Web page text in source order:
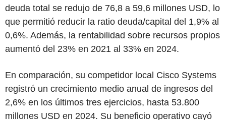
deuda total se redujo de 76,8 a 59,6 millones USD, lo
que permitió reducir la ratio deuda/capital del 1,9% al
0,6%. Además, la rentabilidad sobre recursos propios
aumentó del 23% en 2021 al 33% en 2024.
En comparación, su competidor local Cisco Systems
registró un crecimiento medio anual de ingresos del
2,6% en los últimos tres ejercicios, hasta 53.800
millones USD en 2024. Su beneficio operativo cayó